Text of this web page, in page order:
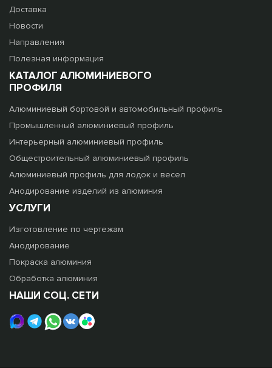
Доставка
Новости
Направления
Полезная информация
КАТАЛОГ АЛЮМИНИЕВОГО
ПРОФИЛЯ
Алюминиевый бортовой и автомобильный профиль
Промышленный алюминиевый профиль
Интерьерный алюминиевый профиль
Общестроительный алюминиевый профиль
Алюминиевый профиль для лодок и весел
Анодирование изделий из алюминия
УСЛУГИ
Изготовление по чертежам
Анодирование
Покраска алюминия
Обработка алюминия
НАШИ СОЦ. СЕТИ